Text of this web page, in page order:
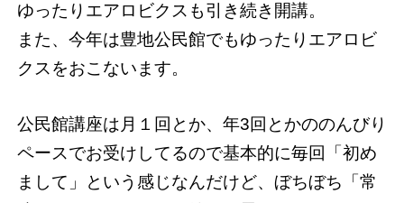
ゆったりエアロビクスも引き続き開講。
また、今年は豊地公民館でもゆったりエアロビ
クスをおこないます。
公民館講座は月１回とか、年3回とかののんびり
ペースでお受けしてるので基本的に毎回「初め
まして」という感じなんだけど、ぼちぼち「常